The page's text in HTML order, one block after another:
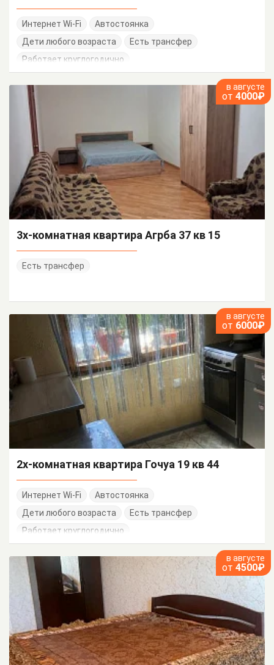
Интернет Wi-Fi
Автостоянка
Дети любого возраста
Есть трансфер
Работает круглогодично
в августе
от 4000₽
3х-комнатная квартира Агрба 37 кв 15
Есть трансфер
в августе
от 6000₽
2х-комнатная квартира Гочуа 19 кв 44
Интернет Wi-Fi
Автостоянка
Дети любого возраста
Есть трансфер
Работает круглогодично
в августе
от 4500₽